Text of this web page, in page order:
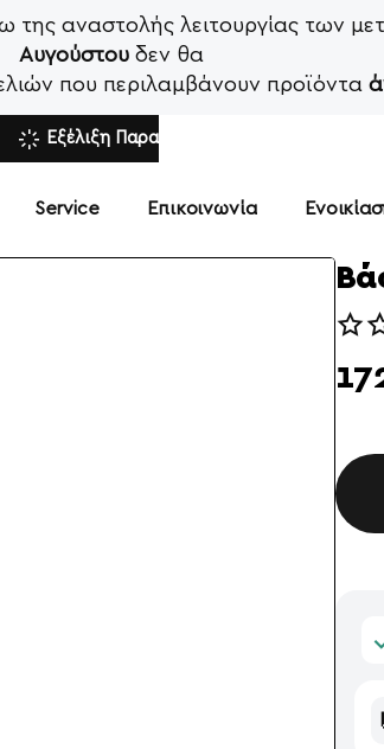
της αναστολής λειτουργίας των
Αυγούστου δεν θα
που περιλαμβάνουν προϊόντα
Εξέλιξη Παραγγελίας
Service Επικοινωνία